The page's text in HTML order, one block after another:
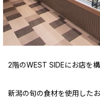
2階のWEST SIDEにお店を
新潟の旬の食材を使用した